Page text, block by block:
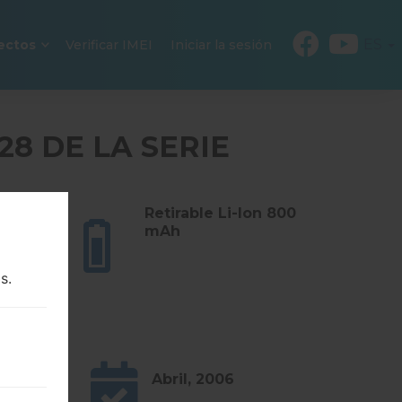
Verificar IMEI Iniciar la sesión
DE LA SERIE
Retirable Li-Ion 800
mAh
Abril, 2006